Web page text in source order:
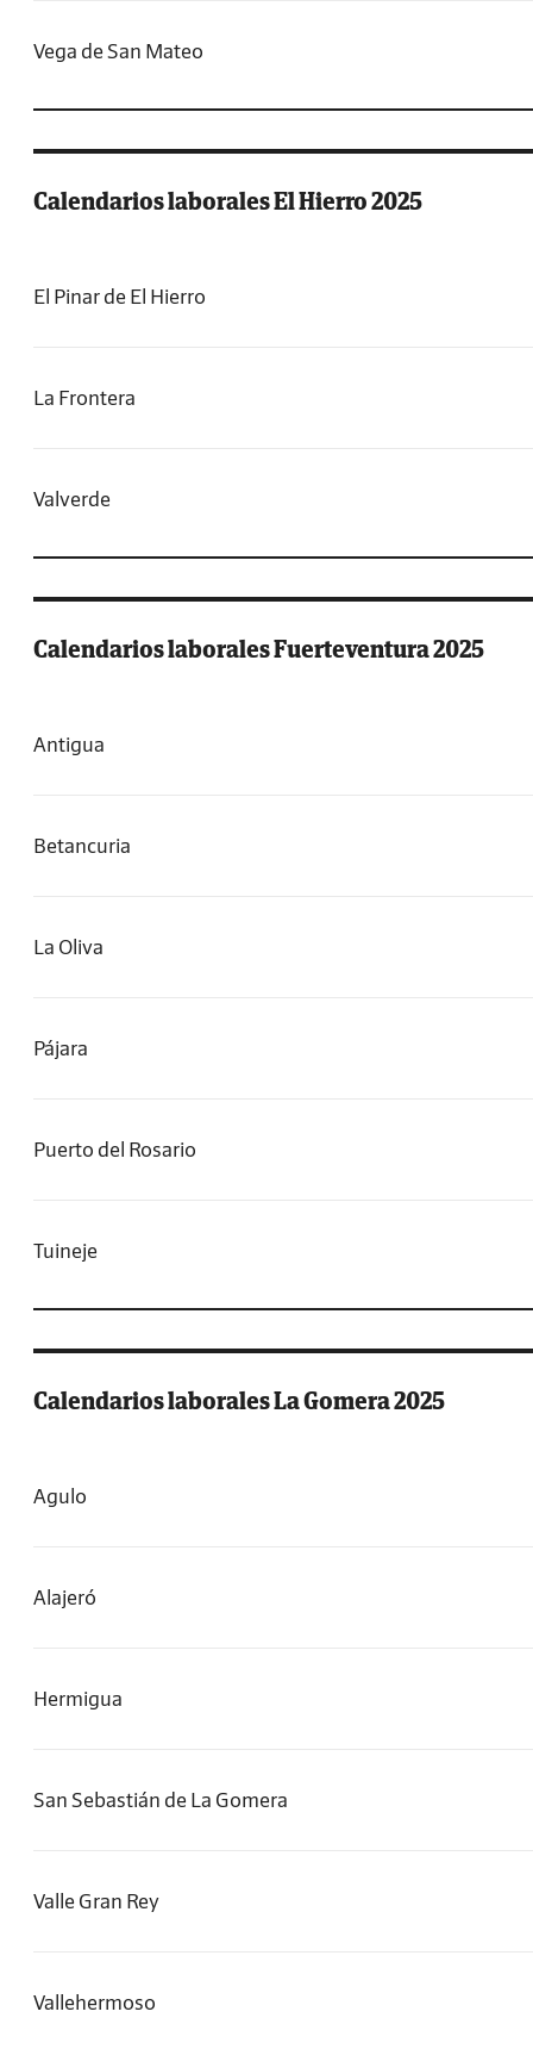
Vega de San Mateo
Calendarios laborales El Hierro 2025
El Pinar de El Hierro
La Frontera
Valverde
Calendarios laborales Fuerteventura 2025
Antigua
Betancuria
La Oliva
Pájara
Puerto del Rosario
Tuineje
Calendarios laborales La Gomera 2025
Agulo
Alajeró
Hermigua
San Sebastián de La Gomera
Valle Gran Rey
Vallehermoso